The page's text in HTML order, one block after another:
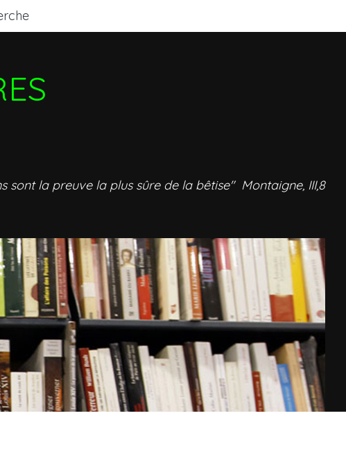
sont la preuve la plus sûre de la bêtise" Montaigne, III,8